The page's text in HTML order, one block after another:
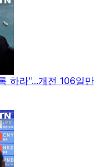
하라"...개전 106일만